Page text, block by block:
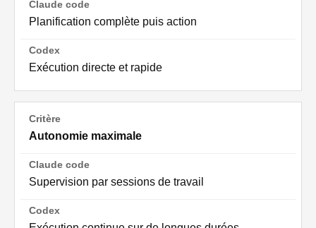
Planification complète puis action
Exécution directe et rapide
Autonomie maximale
Supervision par sessions de travail